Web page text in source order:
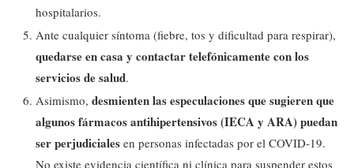
hospitalarios.
Ante cualquier síntoma (fiebre, tos y dificultad para respirar),
quedarse en casa y contactar telefónicamente con los
servicios de salud.
Asimismo, desmienten las especulaciones que sugieren que
algunos fármacos antihipertensivos (IECA y ARA) puedan
ser perjudiciales en personas infectadas por el COVID-19.
No existe evidencia científica ni clínica para suspender estos